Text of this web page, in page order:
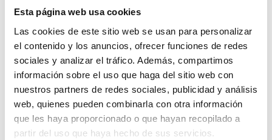
Esta página web usa cookies
Las cookies de este sitio web se usan para personalizar
el contenido y los anuncios, ofrecer funciones de redes
sociales y analizar el tráfico. Además, compartimos
información sobre el uso que haga del sitio web con
nuestros partners de redes sociales, publicidad y análisis
web, quienes pueden combinarla con otra información
que les haya proporcionado o que hayan recopilado a
partir del uso que haya hecho de sus servicios.
En cuanto al mercado de segunda mano, todo se
mantiene estable, más o menos. El valor de los
dispositivos de segunda mano se ha mantenido
prácticamente igual en medio de toda la pandemia.
Esta dinámica continúa hasta hoy. Las repercusiones
del brote de COVID-19 podrían impulsar el segmento
de los smartphones reacondicionados más baratos,
ya que los consumidores recortan el gasto
discrecional.